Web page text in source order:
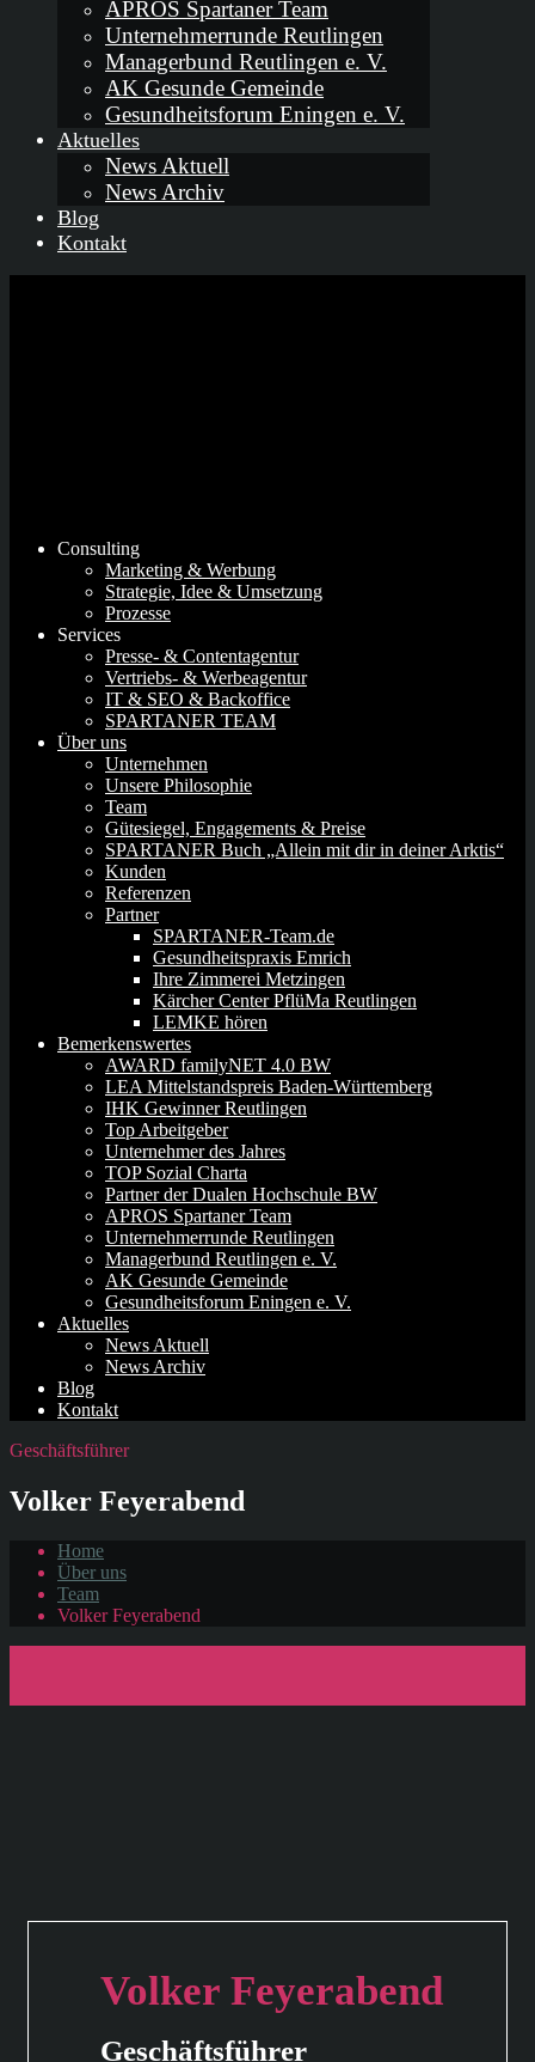
APROS Spartaner Team
Unternehmerrunde Reutlingen
Managerbund Reutlingen e. V.
AK Gesunde Gemeinde
Gesundheitsforum Eningen e. V.
Aktuelles
News Aktuell
News Archiv
Blog
Kontakt
Consulting
Marketing & Werbung
Strategie, Idee & Umsetzung
Prozesse
Services
Presse- & Contentagentur
Vertriebs- & Werbeagentur
IT & SEO & Backoffice
SPARTANER TEAM
Über uns
Unternehmen
Unsere Philosophie
Team
Gütesiegel, Engagements & Preise
SPARTANER Buch „Allein mit dir in deiner Arktis“
Kunden
Referenzen
Partner
SPARTANER-Team.de
Gesundheitspraxis Emrich
Ihre Zimmerei Metzingen
Kärcher Center PflüMa Reutlingen
LEMKE hören
Bemerkenswertes
AWARD familyNET 4.0 BW
LEA Mittelstandspreis Baden-Württemberg
IHK Gewinner Reutlingen
Top Arbeitgeber
Unternehmer des Jahres
TOP Sozial Charta
Partner der Dualen Hochschule BW
APROS Spartaner Team
Unternehmerrunde Reutlingen
Managerbund Reutlingen e. V.
AK Gesunde Gemeinde
Gesundheitsforum Eningen e. V.
Aktuelles
News Aktuell
News Archiv
Blog
Kontakt
Geschäftsführer
Volker Feyerabend
Home
Über uns
Team
Volker Feyerabend
Volker Feyerabend
Geschäftsführer